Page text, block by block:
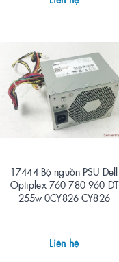
17444 Bộ nguồn PSU Dell
Optiplex 760 780 960 DT
255w 0CY826 CY826
Liên hệ